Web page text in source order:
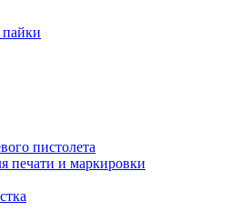
пистолета
печати и маркировки